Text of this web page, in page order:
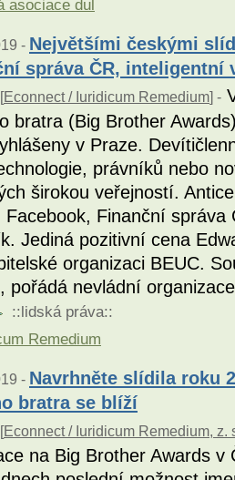
asociace dul
- Největšími českými
správa ČR, inteligentní
Econnect / Iuridicum Remedium] -
bratra (Big Brother
v Praze.
právníků nebo
širokou veřejností.
Facebook, Finanční správa
Jediná pozitivní cena
organizaci BEUC.
pořádá nevládní
::lidská práva::
Remedium
- Navrhněte slídila roku
bratra se blíží
Econnect / Iuridicum Remedium, z.
na Big Brother Awards